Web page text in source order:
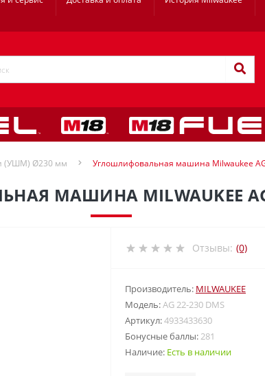
(УШМ) Ø230 мм Углошлифовальная машина Milwaukee
МАШИНА MILWAUKEE AG
Отзывы: (0)
Производитель: MILWAUKEE
Модель:AG 22-230 DMS
Артикул:4933433630
Бонусные баллы:281
Наличие: Есть в наличии